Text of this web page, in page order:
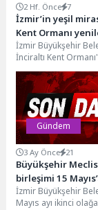
2 Hf. Önce 7
İzmir’in yeşil
Kent Ormanı
İzmir Büyükşehir
İnciraltı Kent
kapsamlı yenileme
başlattı. Doğal
sosyal donatıları...
Gündem
3 Ay Önce 21
Büyükşehir
birleşimi 15
İzmir Büyükşehir
Mayıs ayı ikinci